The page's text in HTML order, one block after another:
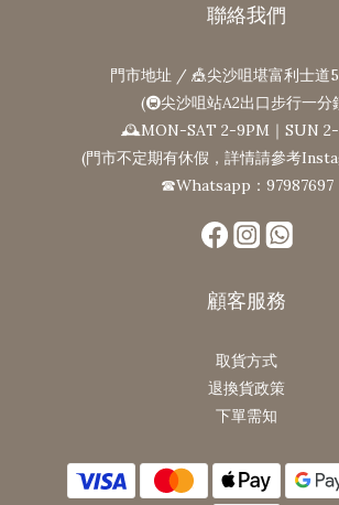
聯絡我們
門市地址 / 🎪尖沙咀堪富利士道
(🚇尖沙咀站A2出口步行一分
🕰MON-SAT 2-9PM｜SUN
(門市不定期有休假，詳情請參考
☎Whatsapp：97987697
顧客服務
取貨方式
退換貨政策
下單需知